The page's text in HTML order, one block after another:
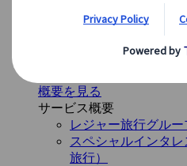
サービス
多様なサービスと専門チ
概要を見る
サービス概要
レジャー旅行グルー
スペシャルインタ
旅行）